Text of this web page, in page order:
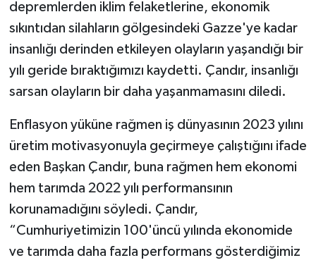
depremlerden iklim felaketlerine, ekonomik
sıkıntıdan silahların gölgesindeki Gazze'ye kadar
insanlığı derinden etkileyen olayların yaşandığı bir
yılı geride bıraktığımızı kaydetti. Çandır, insanlığı
sarsan olayların bir daha yaşanmamasını diledi.
Enflasyon yüküne rağmen iş dünyasının 2023 yılını
üretim motivasyonuyla geçirmeye çalıştığını ifade
eden Başkan Çandır, buna rağmen hem ekonomi
hem tarımda 2022 yılı performansının
korunamadığını söyledi. Çandır,
“Cumhuriyetimizin 100'üncü yılında ekonomide
ve tarımda daha fazla performans gösterdiğimiz